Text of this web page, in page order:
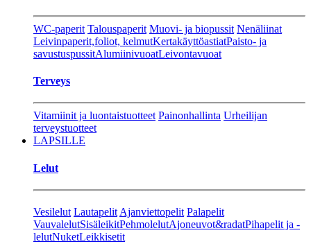
WC-paperit Talouspaperit Muovi- ja biopussit Nenäliinat
Leivinpaperit,foliot, kelmutKertakäyttöastiatPaisto- ja
savustuspussitAlumiinivuoatLeivontavuoat
Terveys
Vitamiinit ja luontaistuotteet Painonhallinta Urheilijan
terveystuotteet
LAPSILLE
Lelut
Vesilelut Lautapelit Ajanviettopelit Palapelit
VauvalelutSisäleikitPehmolelutAjoneuvot&radatPihapelit ja -
lelutNuketLeikkisetit